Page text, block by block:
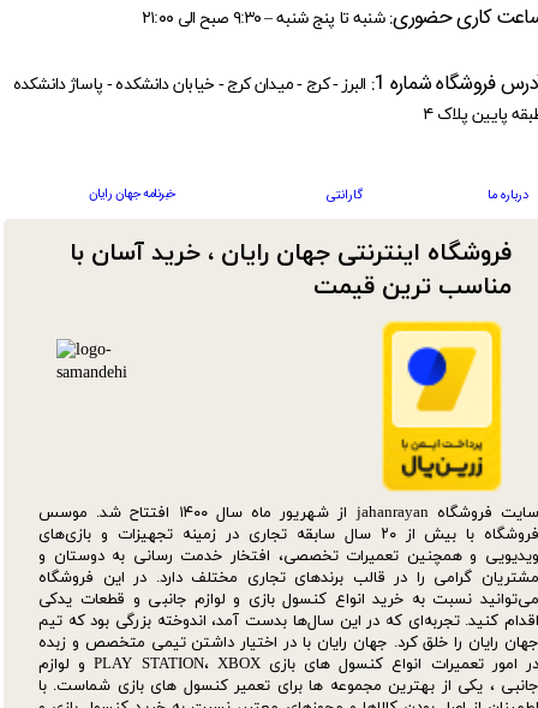
سایت فروشگاه jahanrayan از شهریور ماه سال ۱۴۰۰ افتتاح شد. موسس
فروشگاه با بیش از ۲۰ سال سابقه تجاری در زمینه تجهیزات و بازی‌های
ویدیویی و همچنین تعمیرات تخصصی، افتخار خدمت رسانی به دوستان و
مشتریان گرامی را در قالب برندهای تجاری مختلف دارد. در این فروشگاه
می‌توانید نسبت به خرید انواع کنسول بازی و لوازم جانبی و قطعات یدکی‌
اقدام کنید. تجربه‌ای که در این سال‌ها بدست آمد، اندوخته بزرگی بود که تیم
جهان رایان را خلق کرد. جهان رایان با در اختیار داشتن تیمی متخصص و زبده
در امور تعمیرات انواع کنسول های بازی PLAY STATION، XBOX و لوازم
جانبی ، یکی از بهترین مجموعه ها برای تعمیر کنسول های بازی شماست. با
فروشگاه اینترنتی جهان رایان ، خرید آسان با
مناسب ترین قیمت​​​​​​​
کاری حضوری: شنبه تا پنج شنبه – ۹:۳۰ صبح الی ۲۱:۰۰
درباره ما گارانتی خبرنامه جهان رایان
فروشگاه شماره 1:
البرز - کرج - میدان کرج - خیابان دانشکده - پاساژ دانشکده
پایین پلاک ۴